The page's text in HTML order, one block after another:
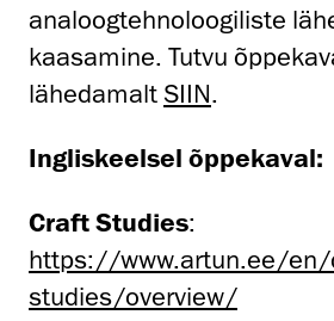
analoogtehnoloogiliste
kaasamine. Tutvu
lähedamaltSIIN.
Ingliskeelsel õppekaval:
Craft Studies:
https://www.artun.ee/
studies/overview/